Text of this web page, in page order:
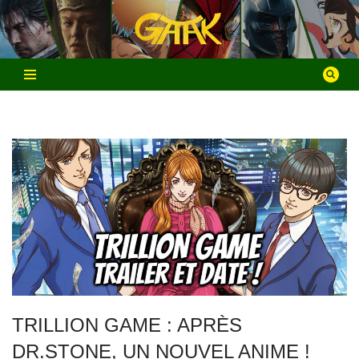
Aller
au
contenu
TRILLION GAME : APRÈS
DR.STONE, UN NOUVEL ANIME !